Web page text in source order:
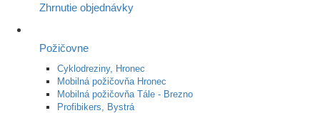
Zhrnutie objednávky
Požičovne
Cyklodreziny, Hronec
Mobilná požičovňa Hronec
Mobilná požičovňa Tále - Brezno
Profibikers, Bystrá